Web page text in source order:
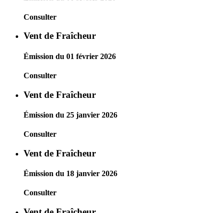
Consulter
Vent de Fraîcheur
Émission du 01 février 2026
Consulter
Vent de Fraîcheur
Émission du 25 janvier 2026
Consulter
Vent de Fraîcheur
Émission du 18 janvier 2026
Consulter